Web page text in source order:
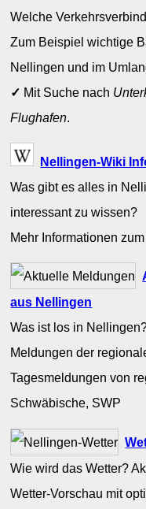
Welche
Zum Beispiel wichtige
Nellingen und im
✓ Mit Suche nach
Flughafen.
Nellingen-Wiki
Was gibt es alles in
interessant zu wissen?
Mehr Informationen
aus Nellingen
Was ist los in
Meldungen der
Tagesmeldungen von
Schwäbische, SWP
Wie wird das Wetter?
Wetter-Vorschau mit